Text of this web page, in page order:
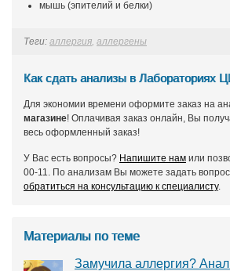
мышь (эпителий и белки)
Теги: аллергия, аллергены
Как сдать анализы в Лабораториях
Для экономии времени оформите заказ на
магазине! Оплачивая заказ онлайн, Вы
весь оформленный заказ!
У Вас есть вопросы? Напишите нам или
00-11. По анализам Вы можете задать
обратиться на консультацию к специалисту.
Материалы по теме
Замучила аллергия?